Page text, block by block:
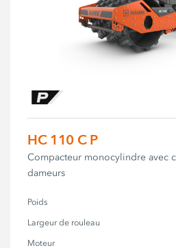
HC 110 C P
Compacteur monocylindre avec
dameurs
Poids
Largeur de rouleau
Moteur